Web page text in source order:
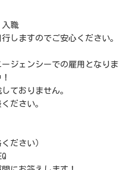
職
しますのでご安心ください。
ジェンシーでの雇用となりま
ておりません。
ださい。
ださい）